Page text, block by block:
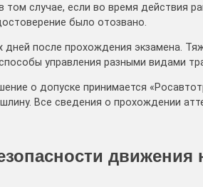
случае, если во время действия
было отозвано.
дней после прохождения экзамена.
управления разными видами
о допуске принимается
Все сведения о прохождении
движения